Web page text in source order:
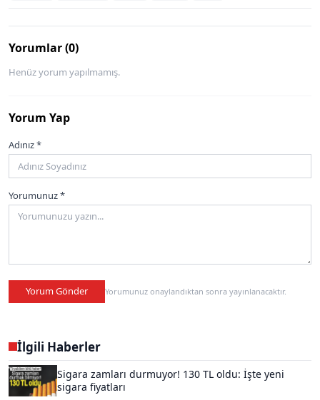
Yorumlar (0)
Henüz yorum yapılmamış.
Yorum Yap
Adınız *
Yorumunuz *
Yorum Gönder Yorumunuz onaylandıktan sonra yayınlanacaktır.
İlgili Haberler
Sigara zamları durmuyor! 130 TL oldu: İşte yeni
sigara fiyatları